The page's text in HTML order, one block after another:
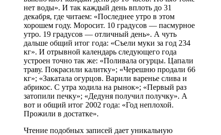
нет воды». И так каждый день вплоть до 31
декабря, где читаем: «Последнее утро в этом
хорошем году. Моросит. 10 градусов — пасмурное
утро. 19 градусов — отличный день». А чуть
дальше общий итог года: «Съели муки за год 234
кг». И отрывной календарь следующего года
устроен точно так же: «Поливала огурцы. Цапали
траву. Покрасили калитку»; «Черешню продали 66
кг»; «Закатала огурцов. Варили варенье слива и
абрикос. С утра ходила на рынок»; «Первый раз
затопили печку»; «Дедуня получил получку». А
вот и общий итог 2002 года: «Год неплохой.
Прожили в достатке».
Чтение подобных записей дает уникальную